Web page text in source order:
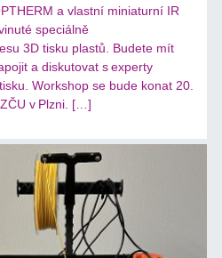
a vlastní miniaturní IR
speciálně
3D tisku plastů. Budete mít
a diskutovat s experty
Workshop se bude konat 20.
v Plzni. […]